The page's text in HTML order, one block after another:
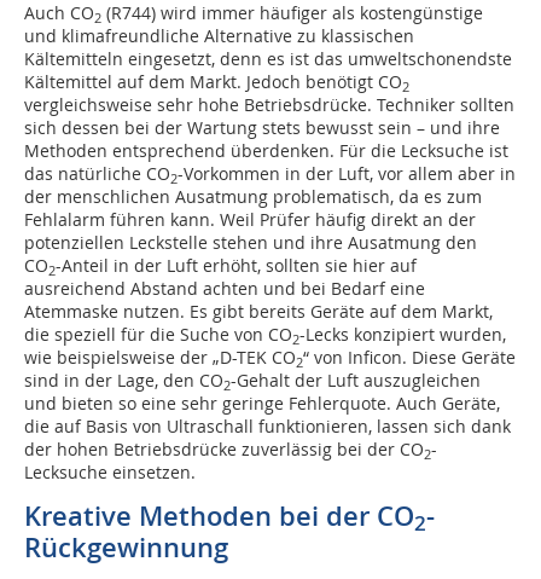
Auch CO2 (R744) wird immer häufiger als kostengünstige
und klimafreundliche Alternative zu klassischen
Kältemitteln eingesetzt, denn es ist das umweltschonendste
Kältemittel auf dem Markt. Jedoch benötigt CO2
vergleichsweise sehr hohe Betriebsdrücke. Techniker sollten
sich dessen bei der Wartung stets bewusst sein – und ihre
Methoden entsprechend überdenken. Für die Lecksuche ist
das natürliche CO2-Vorkommen in der Luft, vor allem aber in
der menschlichen Ausatmung problematisch, da es zum
Fehlalarm führen kann. Weil Prüfer häufig direkt an der
potenziellen Leckstelle stehen und ihre Ausatmung den
CO2-Anteil in der Luft erhöht, sollten sie hier auf
ausreichend Abstand achten und bei Bedarf eine
Atemmaske nutzen. Es gibt bereits Geräte auf dem Markt,
die speziell für die Suche von CO2-Lecks konzipiert wurden,
wie beispielsweise der „D-TEK CO2“ von Inficon. Diese Geräte
sind in der Lage, den CO2-Gehalt der Luft auszugleichen
und bieten so eine sehr geringe Fehlerquote. Auch Geräte,
die auf Basis von Ultraschall funktionieren, lassen sich dank
der hohen Betriebsdrücke zuverlässig bei der CO2-
Lecksuche einsetzen.
Kreative Methoden bei der CO2-
Rückgewinnung